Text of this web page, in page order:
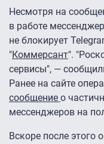
Несмотря на
в работе
не блокирует
"Коммерсант".
сервисы", —
Ранее на сайте
сообщение о
мессенджеров на
Вскоре после этого